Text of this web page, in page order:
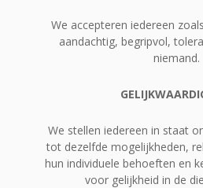
We accepteren iedereen
aandachtig, begripvol,
niemand.
We stellen iedereen in staat
tot dezelfde mogelijkheden,
hun individuele behoeften en
voor gelijkheid in de